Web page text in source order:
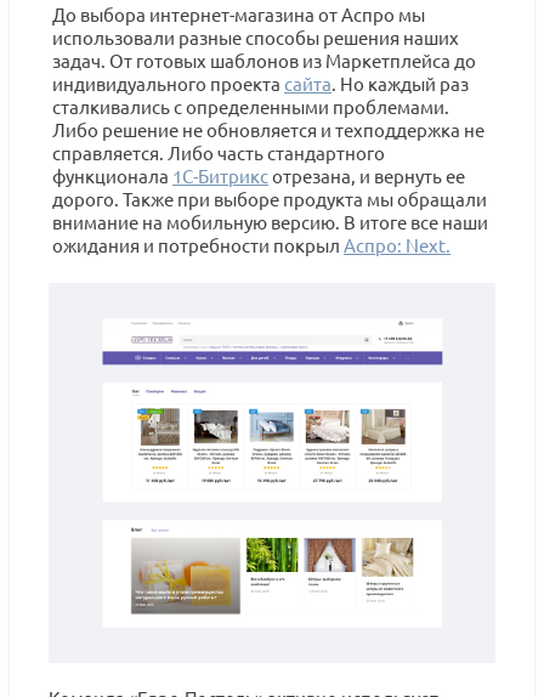
До выбора интернет-магазина от Аспро мы
использовали разные способы решения наших
задач. От готовых шаблонов из Маркетплейса до
индивидуального проекта сайта. Но каждый раз
сталкивались с определенными проблемами.
Либо решение не обновляется и техподдержка не
справляется. Либо часть стандартного
функционала 1С-Битриксотрезана, и вернуть ее
дорого. Также при выборе продукта мы обращали
внимание на мобильную версию. В итоге все наши
ожидания и потребности покрыл Аспро: Next.